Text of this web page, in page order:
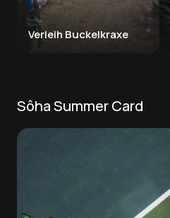
Verleih Buckelkraxe
Sôha Summer Card